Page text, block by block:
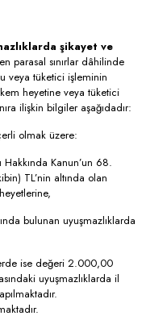
şikayet ve
parasal sınırlar dâhilinde
veya tüketici işleminin
heyetine veya tüketici
ilişkin bilgiler aşağıdadır:
olmak üzere:
Hakkında Kanun’un 68.
TL’nin altında olan
bulunan uyuşmazlıklarda
ise değeri 2.000,00
uyuşmazlıklarda il